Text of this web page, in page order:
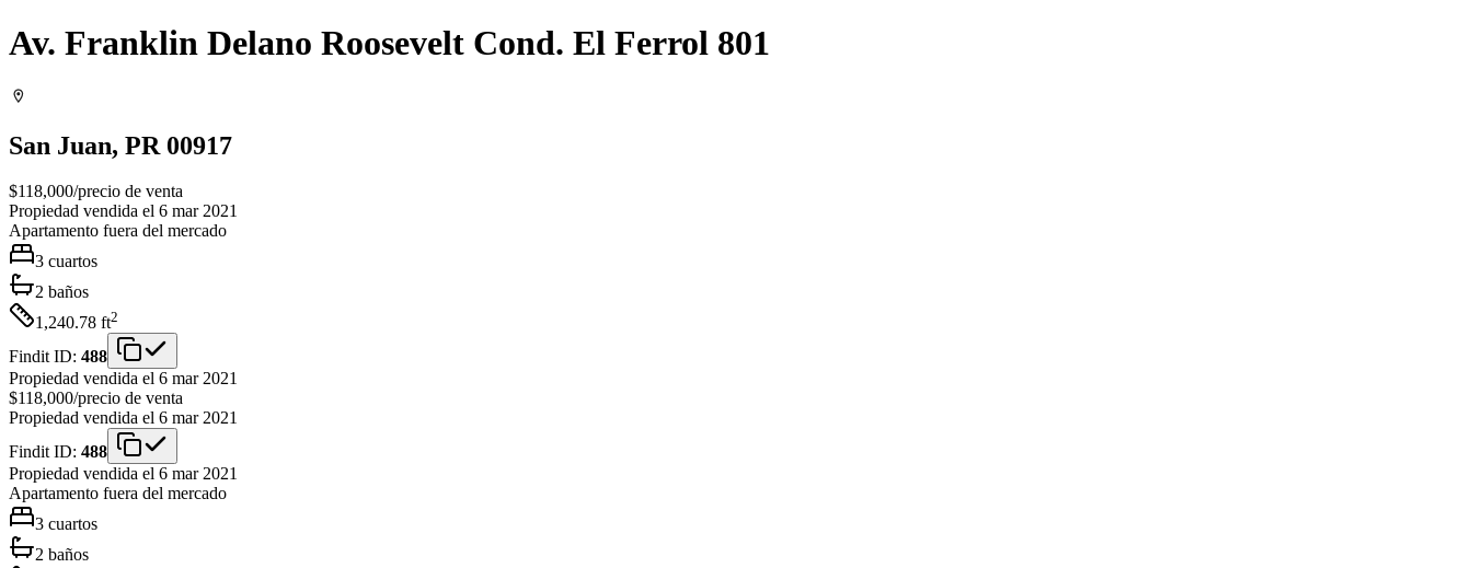
Av. Franklin Delano Roosevelt Cond. El Ferrol 801
San Juan, PR 00917
$118,000/precio de venta
Propiedad vendida el 6 mar 2021
Apartamento fuera del mercado
3 cuartos
2 baños
1,240.78 ft2
Findit ID: 488
Propiedad vendida el 6 mar 2021
$118,000/precio de venta
Propiedad vendida el 6 mar 2021
Findit ID: 488
Propiedad vendida el 6 mar 2021
Apartamento fuera del mercado
3 cuartos
2 baños